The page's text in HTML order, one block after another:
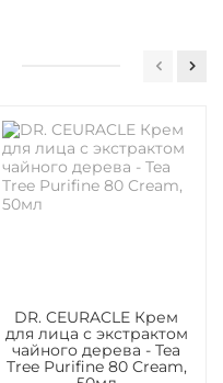
DR. CEURACLE Крем
для лица с экстрактом
чайного дерева - Tea
Tree Purifine 80 Cream,